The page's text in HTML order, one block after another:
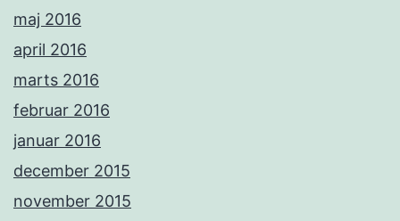
maj 2016
april 2016
marts 2016
februar 2016
januar 2016
december 2015
november 2015